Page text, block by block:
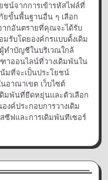
ชน์จากการเข้ารหัสไฟล์ที่
ขั้นพื้นฐานอื่น ๆ เลือก
กอันตรายที่คุณจะได้รับ
รับโดยองค์กรแบบดั้งเดิม
ทำบัญชีในบริเวณใกล้
าออนไลน์ที่วางเดิมพันใน
มที่จะเป็นประโยชน์
อาณาเขต เว็บไซต์
มพันที่ยืดหยุ่นและตัวเลือก
ค์ประกอบการวางเดิม
ซีฟและการเดิมพันทีเซอร์